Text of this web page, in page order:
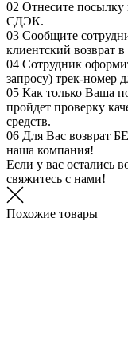
02 Отнесите посылку
СДЭК.
03 Сообщите
клиентский возврат
04 Сотрудник
запросу) трек-номер
05 Как только Ваша
пройдет проверку
средств.
06 Для Вас возврат
наша компания!
Если у вас остались
свяжитесь с нами!
Похожие товары